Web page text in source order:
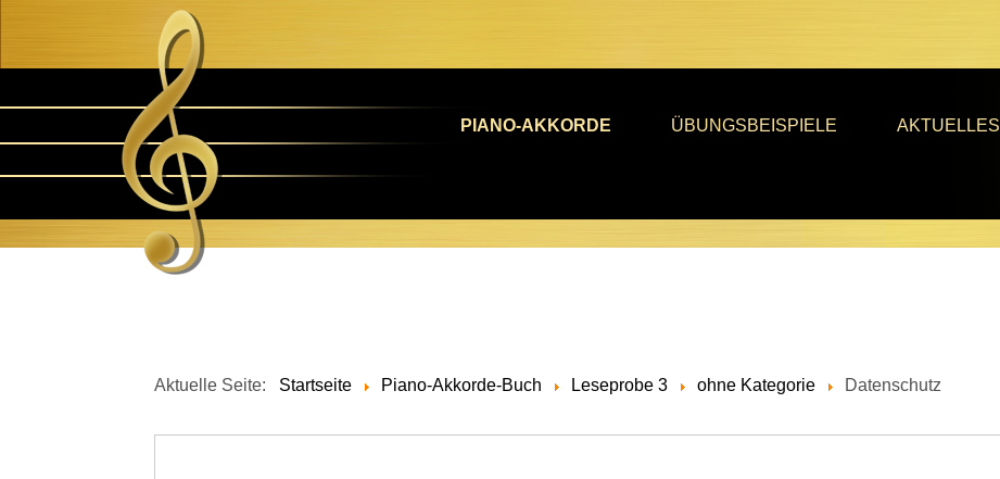
PIANO-AKKORDE ÜBUNGSBEISPIELE AKTUELLES
Aktuelle Seite: Startseite Piano-Akkorde-Buch Leseprobe 3 ohne Kategorie Datenschutz